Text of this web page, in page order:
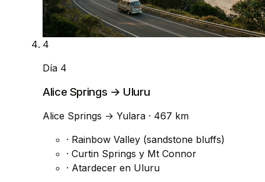
4
Día 4
Alice Springs → Uluru
Alice Springs → Yulara · 467 km
· Rainbow Valley (sandstone bluffs)
· Curtin Springs y Mt Connor
· Atardecer en Uluru